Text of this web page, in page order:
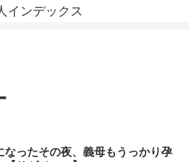
インデックス
なったその夜、義母もうっかり孕